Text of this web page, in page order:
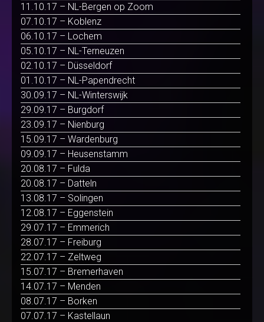
11.10.17 – NL-Bergen op Zoom
07.10.17 – Koblenz
06.10.17 – Lochem
05.10.17 – NL-Terneuzen
02.10.17 – Düsseldorf
01.10.17 – NL-Papendrecht
30.09.17 – NL-Winterswijk
29.09.17 – Burgdorf
23.09.17 – Nienburg
15.09.17 – Wardenburg
09.09.17 – Heusenstamm
20.08.17 – Fulda
20.08.17 – Datteln
13.08.17 – Solingen
12.08.17 – Eggenstein
29.07.17 – Emmerich
28.07.17 – Freiburg
22.07.17 – Zeltweg
15.07.17 – Bremerhaven
14.07.17 – Menden
08.07.17 – Borken
07.07.17 – Kastellaun